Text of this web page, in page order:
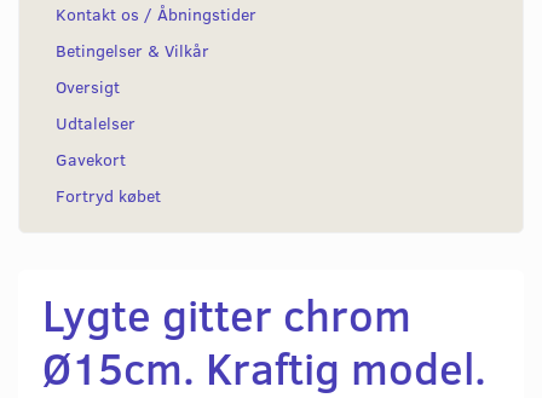
Kontakt os / Åbningstider
Betingelser & Vilkår
Oversigt
Udtalelser
Gavekort
Fortryd købet
Lygte gitter chrom
Ø15cm. Kraftig model.